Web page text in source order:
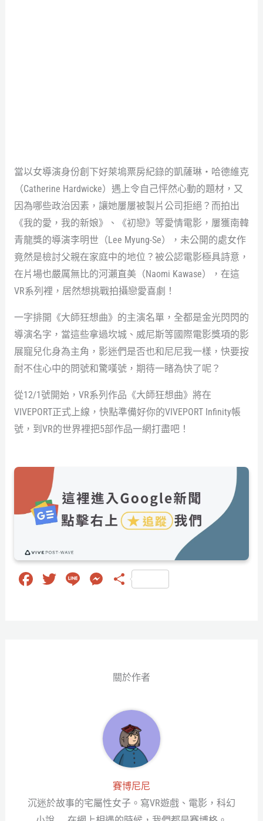
當以女導演身份創下好萊塢票房紀錄的凱薩琳・哈德維克
（Catherine Hardwicke）遇上令自己怦然心動的題材，又
因為哪些政治因素，讓她屢屢被製片公司拒絕？而拍出
《我的愛，我的新娘》、《初戀》等愛情電影，屢獲南韓
青龍獎的導演李明世（Lee Myung-Se），未公開的處女作
竟然是檢討父親在家庭中的地位？被公認電影極具詩意，
在片場也嚴厲無比的河瀨直美（Naomi Kawase），在這
VR系列裡，居然想挑戰拍攝戀愛喜劇！
一字排開《大師狂想曲》的主演名單，全都是金光閃閃的
導演名字，當這些拿過坎城、威尼斯等國際電影獎項的影
展寵兒化身為主角，影迷們是否也和尼尼我一樣，快要按
耐不住心中的問號和驚嘆號，期待一睹為快了呢？
從12/1號開始，VR系列作品《大師狂想曲》將在
VIVEPORT正式上線，快點準備好你的VIVEPORT Infinity帳
號，到VR的世界裡把5部作品一網打盡吧！
Fa
T
Li
M 分
關於作者
賽博尼尼
沉迷於故事的宅屬性女子。寫VR遊戲、電影，科幻